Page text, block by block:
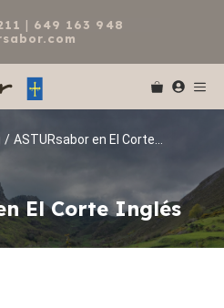
| 649 163 948
/ ASTURsabor en El Corte...
El Corte Inglés